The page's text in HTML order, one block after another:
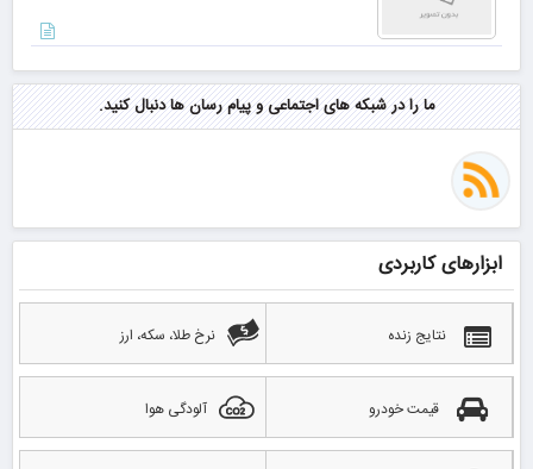
ما را در شبکه های اجتماعی و پیام رسان ها دنبال کنید.
ابزارهای کاربردی
نتایج زنده نرخ طلا، سکه، ارز
قیمت خودرو آلودگی هوا